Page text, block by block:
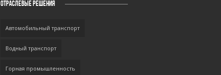
ОТРАСЛЕВЫЕ РЕШЕНИЯ
Автомобильный транспорт
Водный транспорт
Горная промышленность